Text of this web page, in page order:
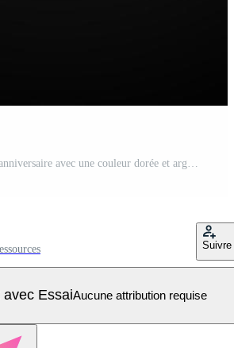
Suivre
avec EssaiAucune attribution requise